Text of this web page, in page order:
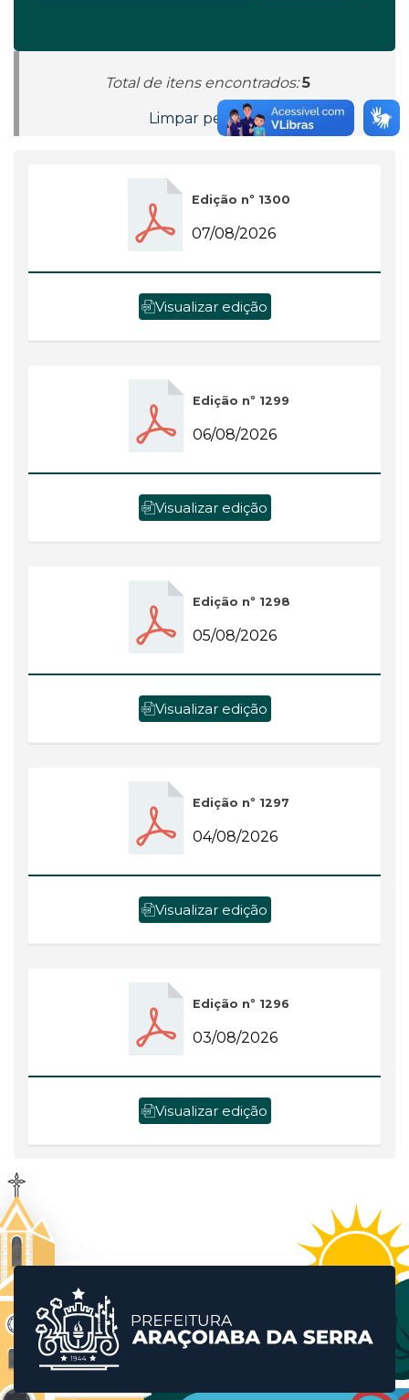
Total de itens encontrados: 5
Limpar pesquisa
Edição nº 1300
07/08/2026
Visualizar edição
Edição nº 1299
06/08/2026
Visualizar edição
Edição nº 1298
05/08/2026
Visualizar edição
Edição nº 1297
04/08/2026
Visualizar edição
Edição nº 1296
03/08/2026
Visualizar edição